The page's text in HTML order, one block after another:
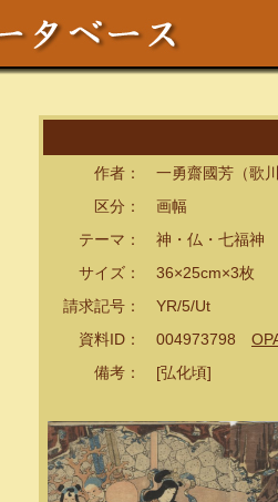
作者： 一勇齋國芳（歌川
区分： 画幅
テーマ： 神・仏・七福神
サイズ： 36×25cm×3枚
請求記号： YR/5/Ut
資料ID： 004973798
備考： [弘化頃]